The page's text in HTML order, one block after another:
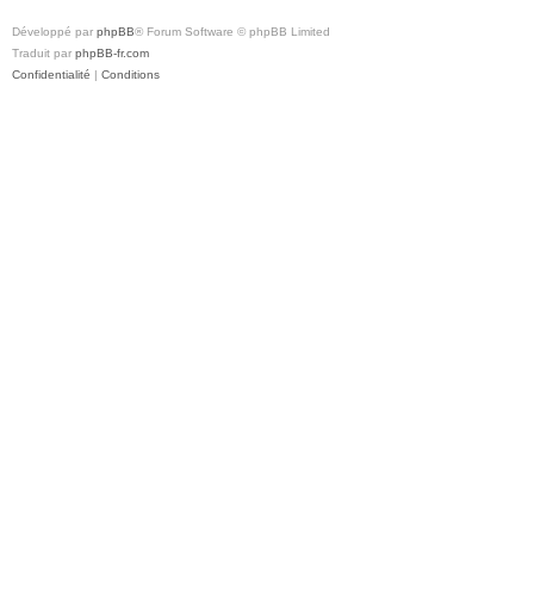
Développé par phpBB® Forum Software © phpBB Limited
Traduit par phpBB-fr.com
Confidentialité | Conditions